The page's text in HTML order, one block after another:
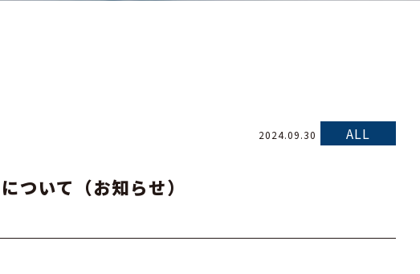
2024.09.30 ALL
ついて（お知らせ）